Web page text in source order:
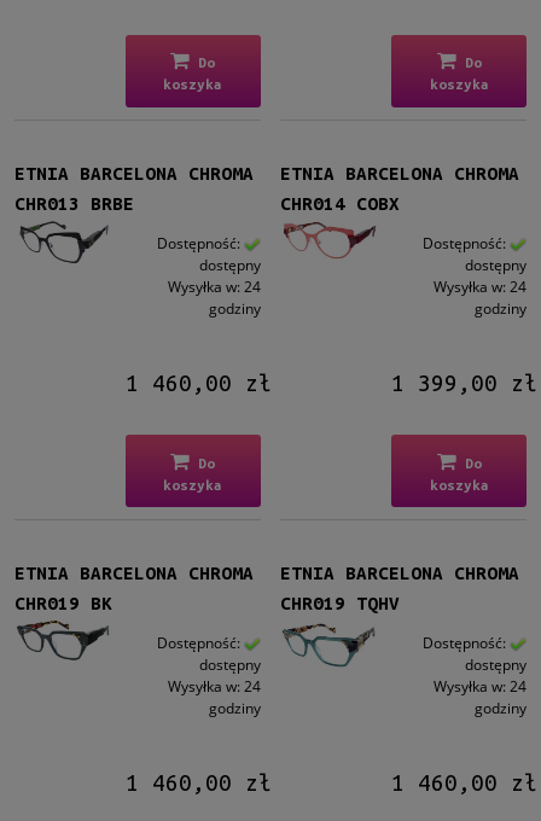
Do
koszyka
Do
koszyka
ETNIA BARCELONA CHROMA
CHR013 BRBE
Dostępność:
dostępny
Wysyłka w: 24
godziny
1 460,00 zł
Do
koszyka
ETNIA BARCELONA CHROMA
CHR014 COBX
Dostępność:
dostępny
Wysyłka w: 24
godziny
1 399,00 zł
Do
koszyka
ETNIA BARCELONA CHROMA
CHR019 BK
Dostępność:
dostępny
Wysyłka w: 24
godziny
1 460,00 zł
ETNIA BARCELONA CHROMA
CHR019 TQHV
Dostępność:
dostępny
Wysyłka w: 24
godziny
1 460,00 zł